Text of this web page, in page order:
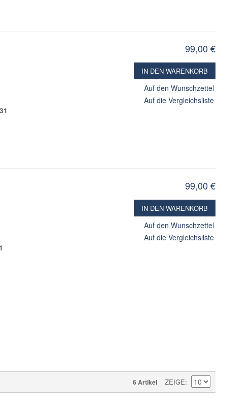
99,00 €
IN DEN WARENKORB
Auf den Wunschzettel
Auf die Vergleichsliste
99,00 €
IN DEN WARENKORB
Auf den Wunschzettel
Auf die Vergleichsliste
6 Artikel ZEIGE